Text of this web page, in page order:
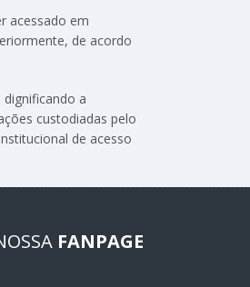
acessado em
de acordo
dignificando a
custodiadas pelo
de acesso
FANPAGE